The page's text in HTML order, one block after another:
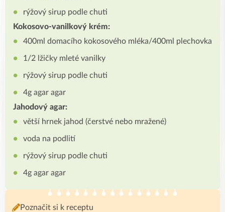
rýžový sirup podle chuti
Kokosovo-vanilkový krém:
400ml domacího kokosového mléka/400ml plechovka
1/2 lžičky mleté vanilky
rýžový sirup podle chuti
4g agar agar
Jahodový agar:
větší hrnek jahod (čerstvé nebo mražené)
voda na podlití
rýžový sirup podle chuti
4g agar agar
Poznačit si k receptu